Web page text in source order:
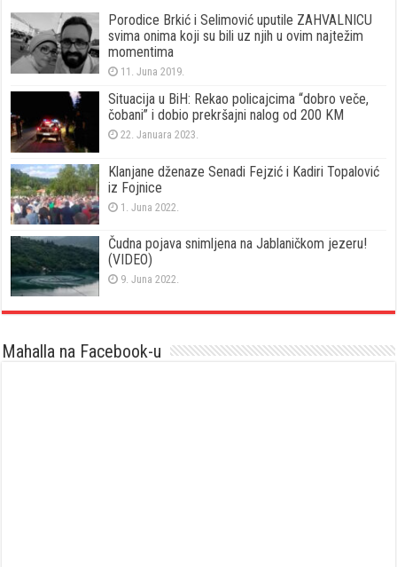
Porodice Brkić i Selimović uputile ZAHVALNICU
svima onima koji su bili uz njih u ovim najtežim
momentima
11. Juna 2019.
Situacija u BiH: Rekao policajcima “dobro veče,
čobani” i dobio prekršajni nalog od 200 KM
22. Januara 2023.
Klanjane dženaze Senadi Fejzić i Kadiri Topalović
iz Fojnice
1. Juna 2022.
Čudna pojava snimljena na Jablaničkom jezeru!
(VIDEO)
9. Juna 2022.
Mahalla na Facebook-u